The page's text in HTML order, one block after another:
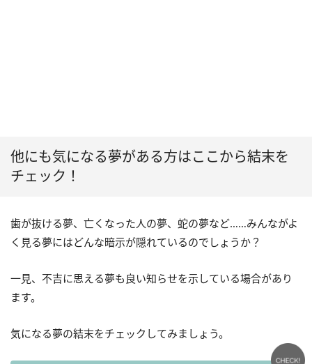
他にも気になる夢がある方はここから結末を
チェック！
歯が抜ける夢、亡くなった人の夢、蛇の夢など……みんながよ
く見る夢にはどんな暗示が隠れているのでしょうか？
一見、不吉に思える夢も良い知らせを示している場合があり
ます。
気になる夢の結末をチェックしてみましょう。